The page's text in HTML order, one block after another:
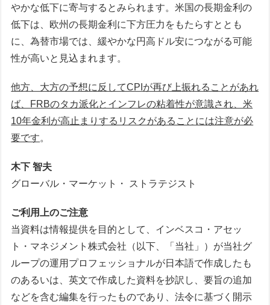
やかな低下に寄与するとみられます。米国の長期金利の
低下は、欧州の長期金利に下方圧力をもたらすととも
に、為替市場では、緩やかな円高ドル安につながる可能
性が高いと見込まれます。
他方、大方の予想に反してCPIが再び上振れることがあれ
ば、FRBのタカ派化とインフレの粘着性が意識され、米
10年金利が高止まりするリスクがあることには注意が必
要です。
木下 智夫
グローバル・マーケット・ ストラテジスト
ご利用上のご注意
当資料は情報提供を目的として、インベスコ・アセッ
ト・マネジメント株式会社（以下、「当社」）が当社グ
ループの運用プロフェッショナルが日本語で作成したも
のあるいは、英文で作成した資料を抄訳し、要旨の追加
などを含む編集を行ったものであり、法令に基づく開示